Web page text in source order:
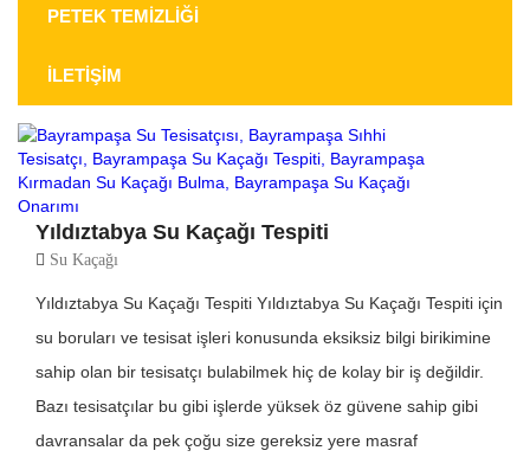
PETEK TEMİZLİĞİ
İLETİŞİM
Yıldıztabya Su Kaçağı Tespiti
Su Kaçağı
Yıldıztabya Su Kaçağı Tespiti Yıldıztabya Su Kaçağı Tespiti için
su boruları ve tesisat işleri konusunda eksiksiz bilgi birikimine
sahip olan bir tesisatçı bulabilmek hiç de kolay bir iş değildir.
Bazı tesisatçılar bu gibi işlerde yüksek öz güvene sahip gibi
davransalar da pek çoğu size gereksiz yere masraf